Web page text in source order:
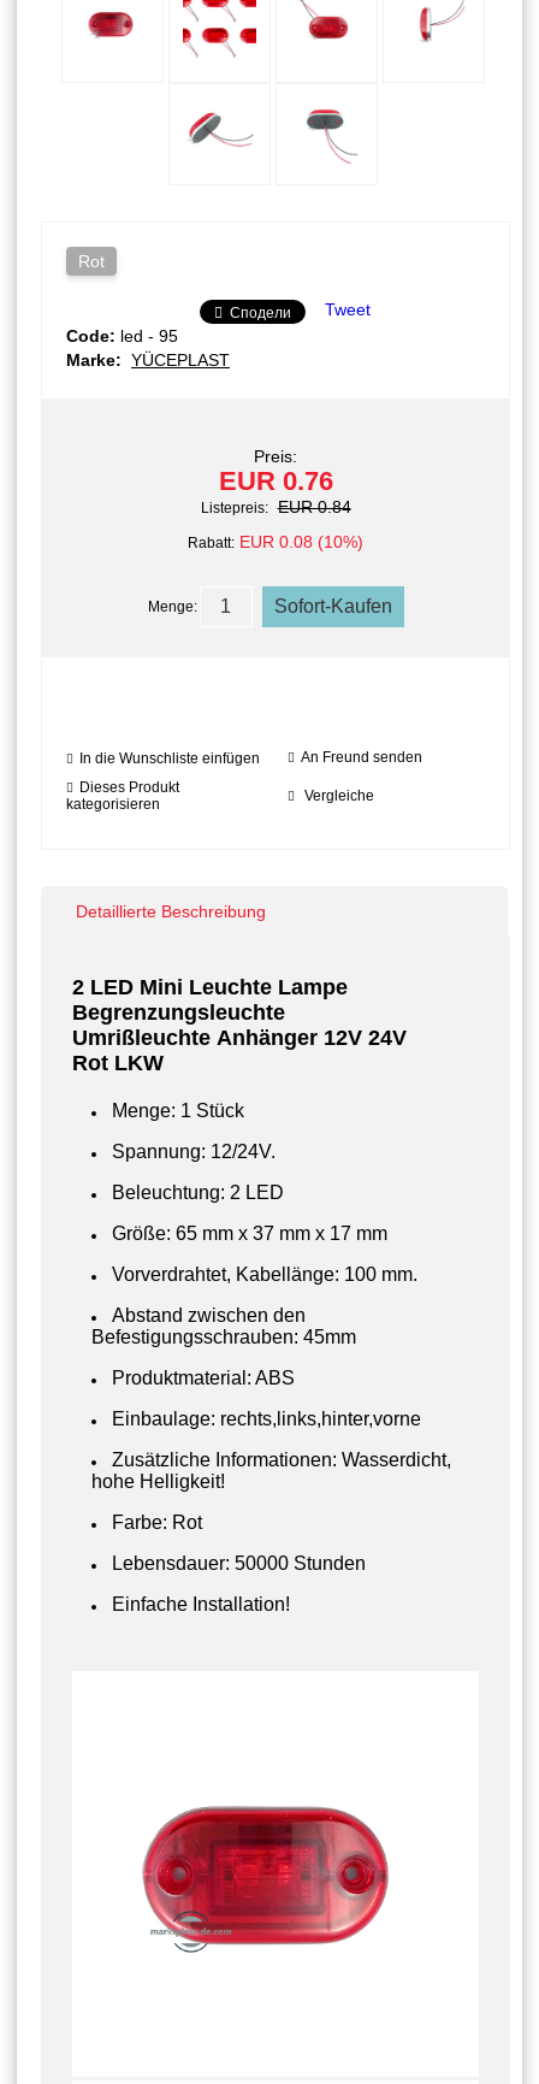
Rot
Сподели
Tweet
Code: led - 95
Marke: YÜCEPLAST
Preis:
EUR 0.76
Listepreis: EUR 0.84
Rabatt: EUR 0.08 (10%)
Menge:
In die Wunschliste einfügen
An Freund senden
Dieses Produkt
kategorisieren
Vergleiche
Detaillierte Beschreibung
2 LED Mini Leuchte Lampe
Begrenzungsleuchte
Umrißleuchte Anhänger 12V 24V
Rot LKW
Menge: 1 Stück
Spannung: 12/24V.
Beleuchtung: 2 LED
Größe: 65 mm x 37 mm x 17 mm
Vorverdrahtet, Kabellänge: 100 mm.
Abstand zwischen den
Befestigungsschrauben: 45mm
Produktmaterial: ABS
Einbaulage: rechts,links,hinter,vorne
Zusätzliche Informationen: Wasserdicht,
hohe Helligkeit!
Farbe: Rot
Lebensdauer: 50000 Stunden
Einfache Installation!